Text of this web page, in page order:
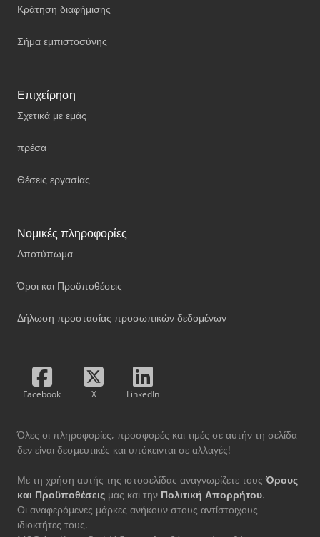
Κράτηση διαφήμισης
Σήμα εμπιστοσύνης
Επιχείρηση
Σχετικά με εμάς
πρέσα
Θέσεις εργασίας
Νομικές πληροφορίες
Αποτύπωμα
Όροι και Προϋποθέσεις
Δήλωση προστασίας προσωπικών δεδομένων
Facebook X LinkedIn
Όλες οι πληροφορίες, προσφορές και τιμές σε αυτήν τη σελίδα
δεν είναι δεσμευτικές και υπόκεινται σε αλλαγές!
Με τη χρήση αυτής της ιστοσελίδας αναγνωρίζετε τους Όρους
και Προϋποθέσεις μας και την Πολιτική Απορρήτου.
Οι αναφερόμενες μάρκες ανήκουν στους αντίστοιχους
ιδιοκτήτες τους.